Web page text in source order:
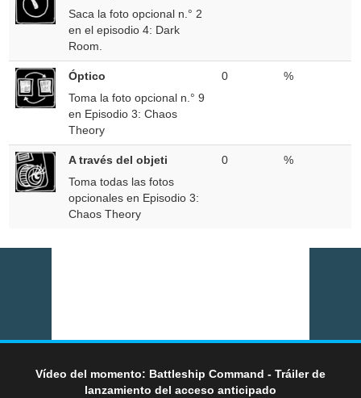
Saca la foto opcional n.° 2
en el episodio 4: Dark
Room.
Óptico
Toma la foto opcional n.° 9
en Episodio 3: Chaos
Theory
0 %
A través del objeti
Toma todas las fotos
opcionales en Episodio 3:
Chaos Theory
0 %
Vídeo del momento: Battleship Command - Tráiler de
lanzamiento del acceso anticipado